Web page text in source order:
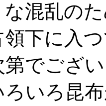
混乱の
領下に入
でござ
いろ昆